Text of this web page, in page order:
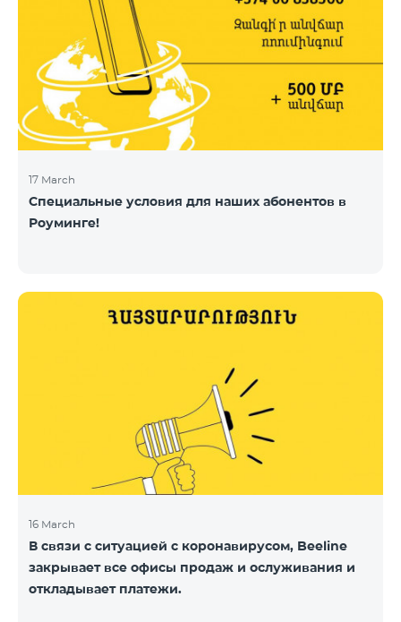
17 March
Специальные условия для наших абонентов в
Роуминге!
16 March
В связи с ситуацией с коронавирусом, Beeline
закрывает все офисы продаж и ослуживания и
откладывает платежи.